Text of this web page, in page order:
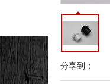
分享到：